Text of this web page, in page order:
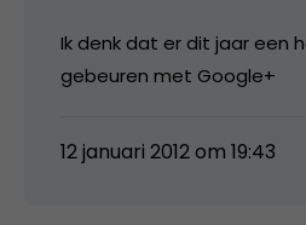
Ik denk dat er dit jaar een
gebeuren met Google+
12 januari 2012 om 19:43